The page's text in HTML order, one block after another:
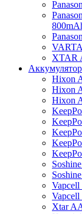
XTAR
Hixon
Hixon
Hixon
Xtar